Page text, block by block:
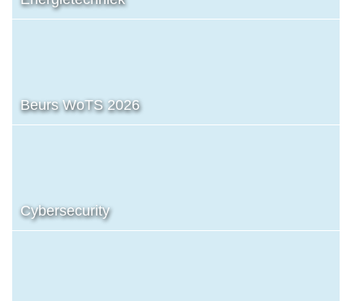
Beurs WoTS 2026
Cybersecurity